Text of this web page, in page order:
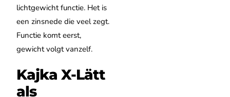
lichtgewicht functie. Het is
een zinsnede die veel zegt.
Functie komt eerst,
gewicht volgt vanzelf.
Kajka X-Lätt
als